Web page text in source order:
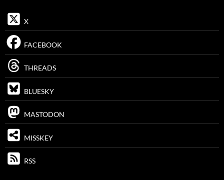
X
FACEBOOK
THREADS
BLUESKY
MASTODON
MISSKEY
RSS